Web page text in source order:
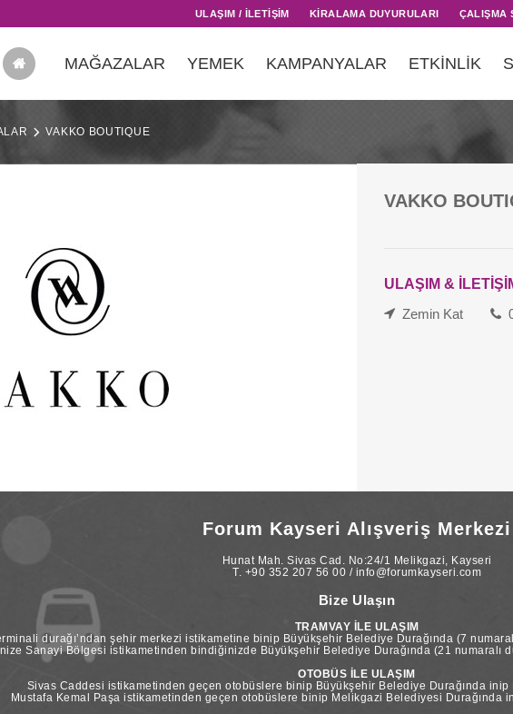
ULAŞIM / İLETİŞİM KİRALAMA DUYURULARI ÇALIŞMA
MAĞAZALAR YEMEK KAMPANYALAR ETKİNLİK
VAKKO BOUTIQUE
VAKKO
ULAŞIM &
Zemin Kat
Forum Kayseri Alışveriş Merkezi
Hunat Mah. Sivas Cad. No:24/1 Melikgazi, Kayseri
T. +90 352 207 56 00 / info@forumkayseri.com
Bize Ulaşın
TRAMVAY İLE ULAŞIM
durağı’ndan şehir merkezi istikametine binip Büyükşehir Belediye Durağında (7
Sanayi Bölgesi istikametinden bindiğinizde Büyükşehir Belediye Durağında (21 numaralı
OTOBÜS İLE ULAŞIM
Sivas Caddesi istikametinden geçen otobüslere binip Büyükşehir Belediye Durağında
Mustafa Kemal Paşa istikametinden geçen otobüslere binip Melikgazi Belediyesi Durağında